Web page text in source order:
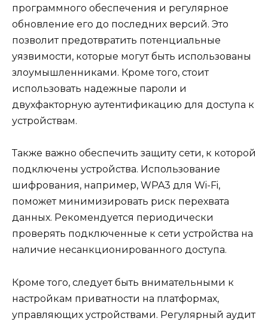
программного обеспечения и регулярное
обновление его до последних версий. Это
позволит предотвратить потенциальные
уязвимости, которые могут быть использованы
злоумышленниками. Кроме того, стоит
использовать надежные пароли и
двухфакторную аутентификацию для доступа к
устройствам.
Также важно обеспечить защиту сети, к которой
подключены устройства. Использование
шифрования, например, WPA3 для Wi-Fi,
поможет минимизировать риск перехвата
данных. Рекомендуется периодически
проверять подключенные к сети устройства на
наличие несанкционированного доступа.
Кроме того, следует быть внимательными к
настройкам приватности на платформах,
управляющих устройствами. Регулярный аудит